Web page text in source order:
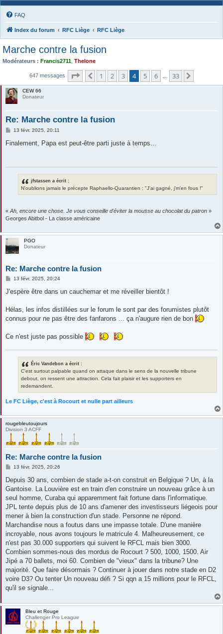
FAQ
Index du forum RFC Liège RFC Liège
Marche contre la fusion
Modérateurs : Francis2711 Thelone
647 messages Page sur33
Précédente
1 2 3 4 5 6 33
CEW 66
Donateur
Re: Marche contre la fusion
M
s
13 févr. 2025, 20:11
Finalement, Papa est peut-être parti juste à temps…
jfstassen a écrit :
N'oublions jamais le précepte Raphaello-Quarantien : "J'ai gagné, j'm'en fous !"
« Ah, encore une chose. Je vous conseille d'éviter la mousse au chocolat du patron »
Georges Abitbol - La classe américaine
PGO
Donateur
Re: Marche contre la fusion
M
s
g
13 févr. 2025, 20:24
J'espère être dans un cauchemar et me réveiller bientôt !
Hélas, les infos distillées sur le forum le sont par des forumistes plutôt
connus pour ne pas être des fanfarons ... ça n'augure rien de bon
Ce n'est juste pas possible
Éric Vandebon a écrit :
C'est surtout palpable quand on attaque dans le sens de la nouvelle tribune
debout, on ressent une attraction. Cela fait plaisir et les supporters en
redemandent.
Le FC Liège, c'est à Rocourt et nulle part ailleurs
rougebleutoujours
Division 3 ACFF
Re: Marche contre la fusion
M
s
s
a
g
13 févr. 2025, 20:26
Depuis 30 ans, combien de stade a-t-on construit en Belgique ? Un, à la
Gantoise. La Louvière est en train d'en construire un nouveau grâce à un
seul homme, Curaba qui apparemment fait fortune dans l'informatique.
JPL tente depuis plus de 10 ans d'amener des investisseurs liégeois pour
mener à bien la construction d'un stade. Personne ne répond.
Marchandise nous a foutus dans une impasse totale. D'une manière
incroyable, nous avons toujours le matricule 4. Malheureusement, ce
n'est pas 30.000 supporters qui suivent le RFCL mais bien 3000.
Combien sommes-nous des mordus de Rocourt ? 500, 1000, 1500. Air
Jipé a 70 ballets, moi 60. Combien de "vieux" dans la tribune? Une
majorité. Que faire désormais ? Continuer à jouer dans notre stade en D2
voire D3? Ou tenter Un nouveau défi ? Si qqn a 15 millions pour le RFCL,
qu'il se signale...
Bleu et Rouge
Challenger Pro League